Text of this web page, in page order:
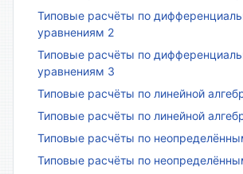
Типовые расчёты по
уравнениям 2
Типовые расчёты по
уравнениям 3
Типовые расчёты по линейной
Типовые расчёты по линейной
Типовые расчёты по
Типовые расчёты по